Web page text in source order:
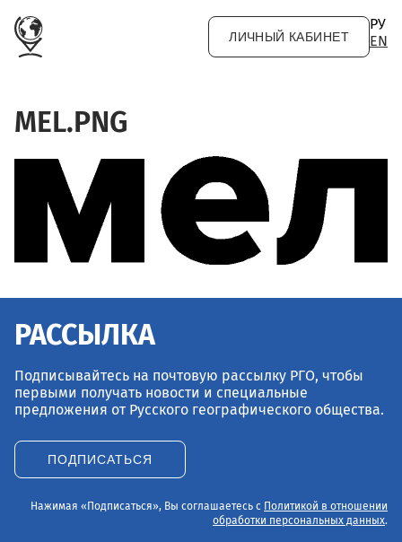
ЛИЧНЫЙ КАБИНЕТ
РУ
EN
MEL.PNG
РАССЫЛКА
Подписывайтесь на почтовую рассылку РГО, чтобы
первыми получать новости и специальные
предложения от Русского географического общества.
ПОДПИСАТЬСЯ
Нажимая «Подписаться», Вы соглашаетесь с
Политикой в отношении
обработки персональных данных.